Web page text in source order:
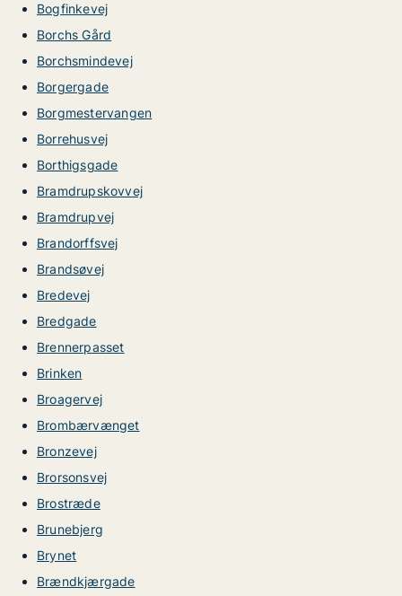
Bogfinkevej
Borchs Gård
Borchsmindevej
Borgergade
Borgmestervangen
Borrehusvej
Borthigsgade
Bramdrupskovvej
Bramdrupvej
Brandorffsvej
Brandsøvej
Bredevej
Bredgade
Brennerpasset
Brinken
Broagervej
Brombærvænget
Bronzevej
Brorsonsvej
Brostræde
Brunebjerg
Brynet
Brændkjærgade